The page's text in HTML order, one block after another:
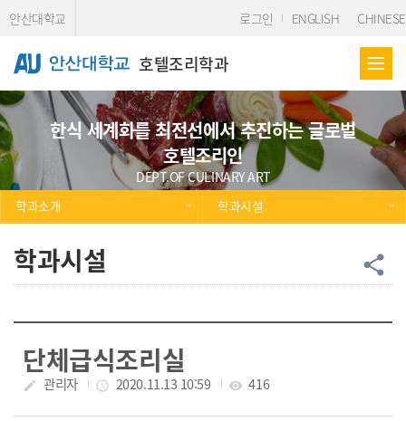
Skip Menu
안산대학교 로그인 ENGLISH CHINESE
호텔조리학과
한식 세계화를 최전선에서 추진하는 글로벌
호텔조리인
DEPT.OF CULINARY ART
학과소개
학과시설
학과시설 공
share
단체급식조리실
작성자
create 관리자 작성일
access_time 2020.11.13 10:59 조회수
visibility 416